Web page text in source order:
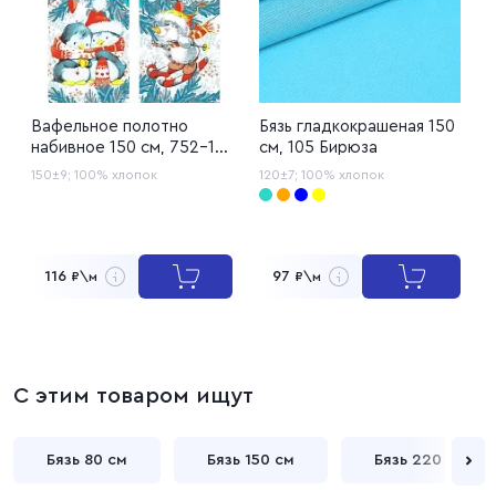
Вафельное полотно
набивное 150 см, 752-1
Зимние игрушки
150±9; 100% хлопок
116 ₽\м
Бязь гладкокрашеная 150
см, 105 Бирюза
120±7; 100% хлопок
97 ₽\м
С этим товаром ищут
Бязь 80 см Бязь 150 см Бязь 220 см